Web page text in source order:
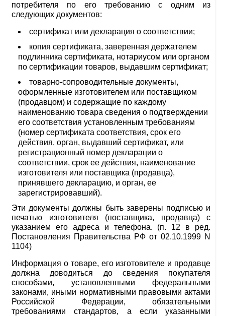
потребителя по его требованию с одним из
следующих документов:
сертификат или декларация о соответствии;
копия сертификата, заверенная держателем
подлинника сертификата, нотариусом или органом
по сертификации товаров, выдавшим сертификат;
товарно-сопроводительные документы,
оформленные изготовителем или поставщиком
(продавцом) и содержащие по каждому
наименованию товара сведения о подтверждении
его соответствия установленным требованиям
(номер сертификата соответствия, срок его
действия, орган, выдавший сертификат, или
регистрационный номер декларации о
соответствии, срок ее действия, наименование
изготовителя или поставщика (продавца),
принявшего декларацию, и орган, ее
зарегистрировавший).
Эти документы должны быть заверены подписью и
печатью изготовителя (поставщика, продавца) с
указанием его адреса и телефона. (п. 12 в ред.
Постановления Правительства РФ от 02.10.1999 N
1104)
Информация о товаре, его изготовителе и продавце
должна доводиться до сведения покупателя
способами, установленными федеральными
законами, иными нормативными правовыми актами
Российской Федерации, обязательными
требованиями стандартов, а если указанными